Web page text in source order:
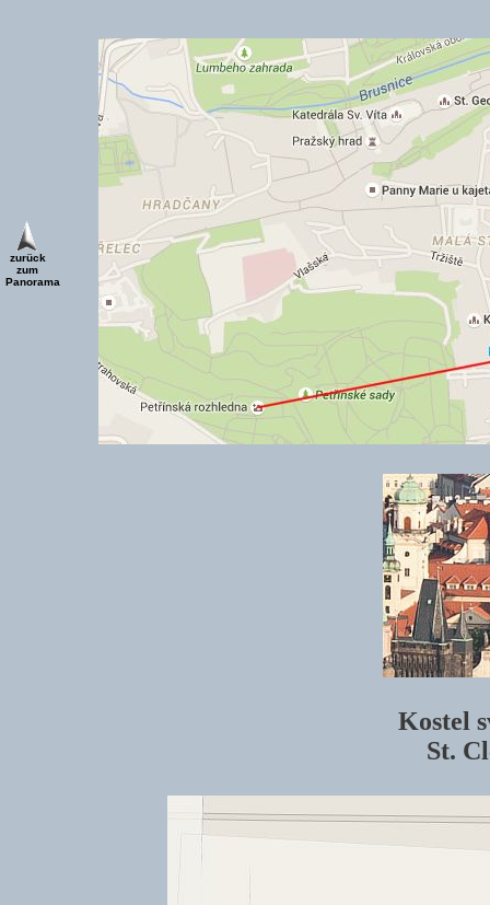
Kostel
St.
zurück
zum
Panorama